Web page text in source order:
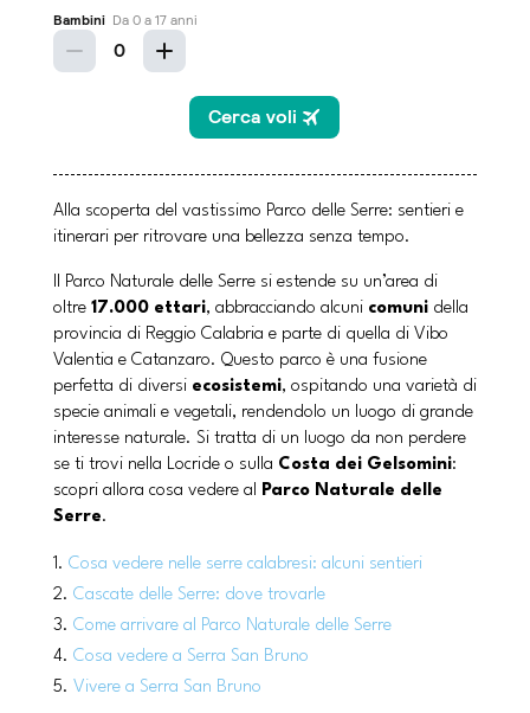
Alla scoperta del vastissimo Parco delle Serre: sentieri e
itinerari per ritrovare una bellezza senza tempo.
Il Parco Naturale delle Serre si estende su un’area di
oltre 17.000 ettari, abbracciando alcuni comunidella
provincia di Reggio Calabria e parte di quella di Vibo
Valentia e Catanzaro. Questo parco è una fusione
perfetta di diversi ecosistemi, ospitando una varietà di
specie animali e vegetali, rendendolo un luogo di grande
interesse naturale. Si tratta di un luogo da non perdere
se ti trovi nella Locride o sulla Costa dei Gelsomini:
scopri allora cosa vedere al Parco Naturale delle
Serre.
Cosa vedere nelle serre calabresi: alcuni sentieri
Cascate delle Serre: dove trovarle
Come arrivare al Parco Naturale delle Serre
Cosa vedere a Serra San Bruno
Vivere a Serra San Bruno